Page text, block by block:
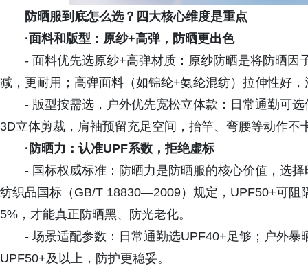
防晒服到底怎么选？ 四大核心维度是重点
·面料和版型：原纱+高弹，防晒更出色
- 面料优先选原纱+高弹材质：原纱防晒是将防晒
减，更耐用；高弹面料（如锦纶+氨纶混纺）拉伸性好
- 版型按需选，户外优先宽松立体款：日常通勤可
3D立体剪裁，肩袖预留充足空间，抬竿、弯腰等动作不
·防晒力：认准UPF系数，拒绝虚标
- 国标权威标准：防晒力是防晒服的核心价值，选
纺织品国标（GB/T 18830—2009）规定，UPF50+可阻
5%，才能真正防晒黑、防光老化。
- 场景适配参数：日常通勤选UPF40+足够；户外
UPF50+及以上，防护更稳妥。